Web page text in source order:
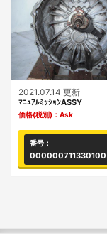
2021.07.14 更新
ﾏﾆｭｱﾙﾐｯｼｮﾝASSY
価格(税別)： Ask
番号：
000000711330100